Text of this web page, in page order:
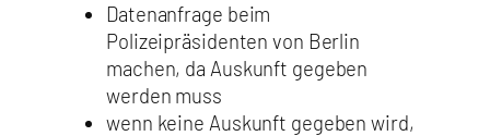
Datenanfrage beim
Polizeipräsidenten von Berlin
machen, da Auskunft gegeben
werden muss
wenn keine Auskunft gegeben wird,